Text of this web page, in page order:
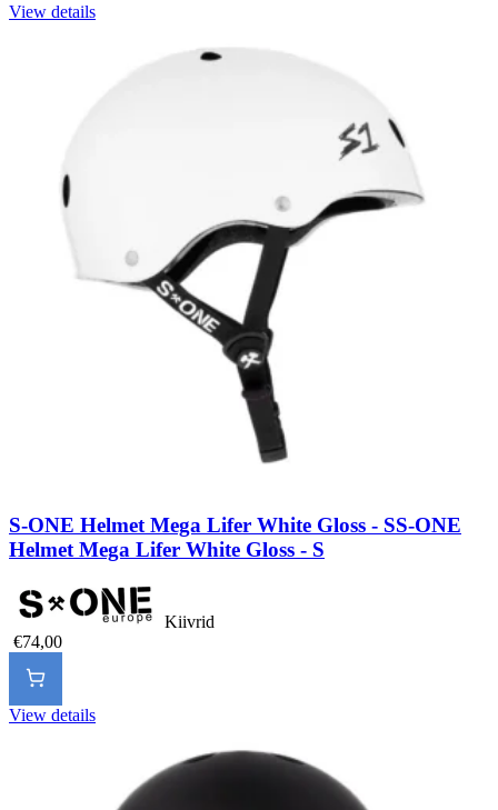
View details
S-ONE Helmet Mega Lifer White Gloss - SS-ONE
Helmet Mega Lifer White Gloss - S
Kiivrid
€74,00
View details